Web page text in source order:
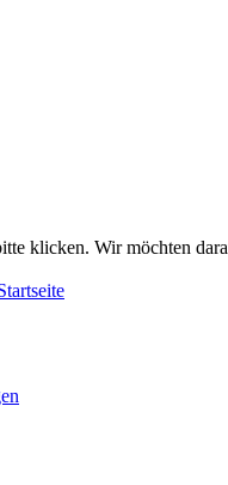
klicken. Wir möchten